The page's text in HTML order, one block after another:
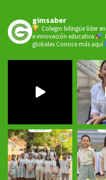
gimsaber
Colegio bilingüe líder
e innovación educativa
globalesConoce más aquí